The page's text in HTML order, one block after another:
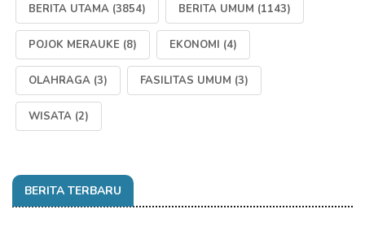
BERITA UTAMA (3854) BERITA UMUM (1143)
POJOK MERAUKE (8) EKONOMI (4)
OLAHRAGA (3) FASILITAS UMUM (3)
WISATA (2)
BERITA TERBARU